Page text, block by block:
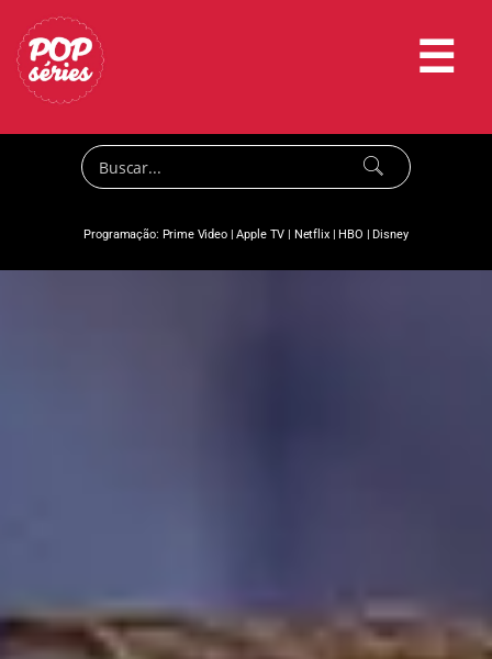
☰
Programação: Prime Video|Apple TV | Netflix|HBO |Disney